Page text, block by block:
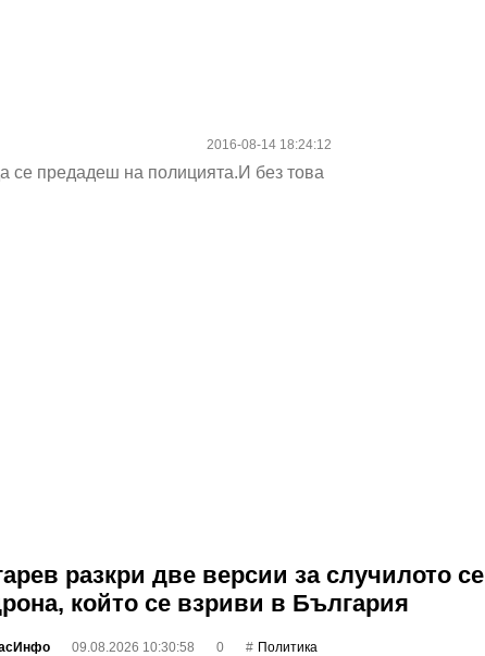
2016-08-14 18:24:12
се предадеш на полицията.И без това
разкри две версии за случилото се
който се взриви в България
09.08.2026 10:30:58 0 Политика